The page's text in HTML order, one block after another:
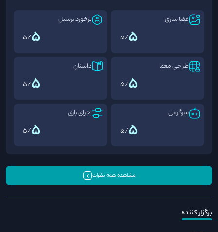
فضا سازی
5
/5
برخورد پرسنل
5
/5
طراحی معما
5
/5
داستان
5
/5
سرگرمی
5
/5
اجرای بازی
5
/5
مشاهده همه نظرات
برگزار کننده